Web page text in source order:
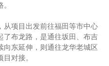
从项目出发前往福田等市中心
了布龙路，是通往坂田、布吉
向东延伸，则通往龙华老城区
对接。